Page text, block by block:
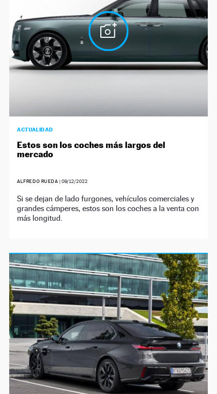
ACTUALIDAD
Estos son los coches más largos del
mercado
ALFREDO RUEDA | 09/12/2022
Si se dejan de lado furgones, vehículos comerciales y
grandes cámperes, estos son los coches a la venta con
más longitud.